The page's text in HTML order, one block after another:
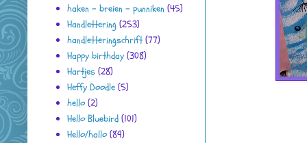
haken - breien - punniken (45)
Handlettering (253)
handletteringschrift (77)
Happy birthday (308)
Hartjes (28)
Heffy Doodle (5)
hello (2)
Hello Bluebird (101)
Hello/hallo (89)